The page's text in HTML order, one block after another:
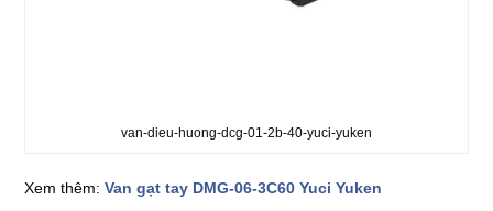
van-dieu-huong-dcg-01-2b-40-yuci-yuken
Xem thêm:Van gạt tay DMG-06-3C60 Yuci Yuken